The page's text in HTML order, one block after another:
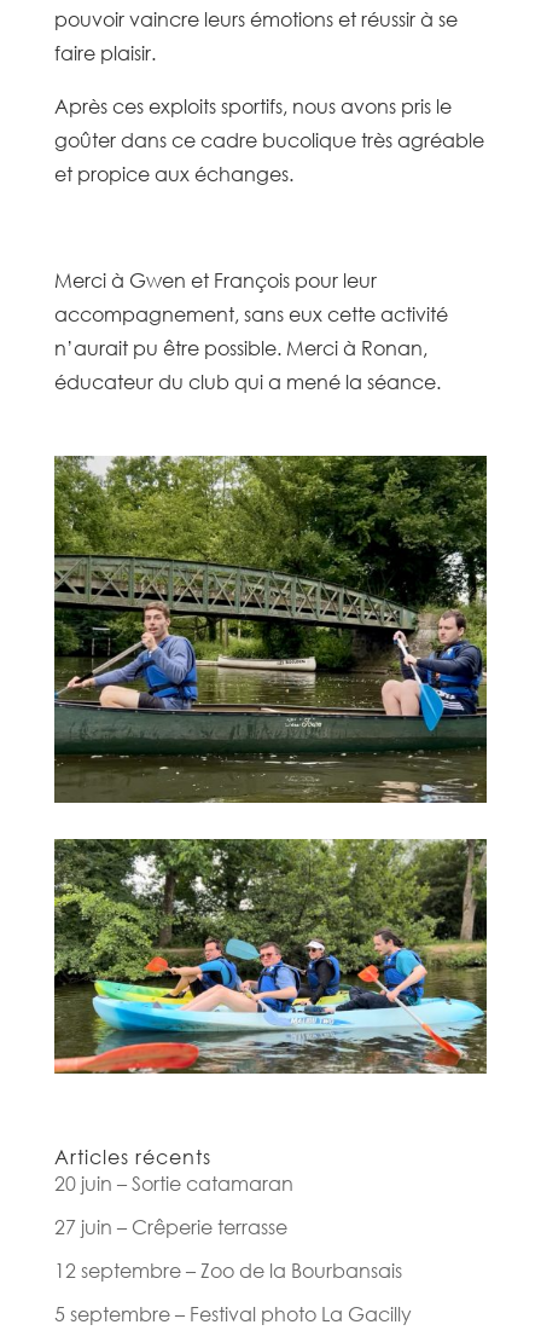
pouvoir vaincre leurs émotions et réussir à se
faire plaisir.
Après ces exploits sportifs, nous avons pris le
goûter dans ce cadre bucolique très agréable
et propice aux échanges.
Merci à Gwen et François pour leur
accompagnement, sans eux cette activité
n’aurait pu être possible. Merci à Ronan,
éducateur du club qui a mené la séance.
Articles récents
20 juin – Sortie catamaran
27 juin – Crêperie terrasse
12 septembre – Zoo de la Bourbansais
5 septembre – Festival photo La Gacilly